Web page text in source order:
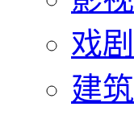
戏剧
建筑